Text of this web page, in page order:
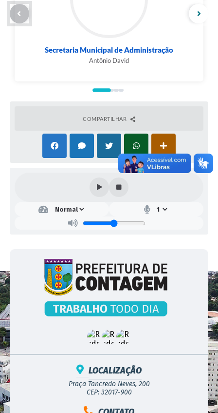
1.2. ABERTURA DOS ENVELOPES DE NÚMERO 001 –
DOCUMENTOS DE HABILITAÇÃO
Local:
Secretaria Municipal de Administração - Sala da
Camilo Alves – Contagem/MG.
Os envelopes que contenham os “Documentos de
superveniente que impeça a realização do certame na
data marcada, a sessão será, automaticamente,
transferida para o primeiro dia útil subsequente, no
horário e local aqui estabelecido, desde que não haja
comunicação da CPL em contrário.
Proposta Técnica” e “Proposta Comercial” serão definidos
publicação no DOC – Diário Oficial de Contagem -
https://www.portal.contagem.mg.gov.br/
Oficial de Contagem,
horário de Brasília/DF.
OBJETO
Constitui objeto desta Licitação aContratação de
serviços técnicos especializados de engenharia
cartográfica para geração de produtos/serviços de
levantamento aerofotogramétrico, levantamento
aerofotogramétrica, ortofoto cartas digitais,
cadastramento de imóveis urbanos, e atualização de
softwares específicos, nos termos da solicitação da
Secretaria Municipal de Tecnologia da Informação.
Secretaria Municipal de Administração
Antônio David
COMPARTILHAR
LOCALIZAÇÃO
Praça Tancredo Neves, 200
CEP: 32017-900